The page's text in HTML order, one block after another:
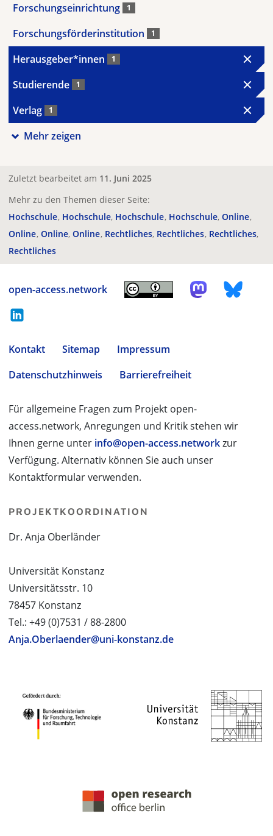
Forschungseinrichtung 1
Forschungsförderinstitution 1
Herausgeber*innen 1
Studierende 1
Verlag 1
Mehr zeigen
Zuletzt bearbeitet am 11. Juni 2025
Mehr zu den Themen dieser Seite:
Hochschule Hochschule Hochschule Hochschule Online
Online Online Online Rechtliches Rechtliches Rechtliches
Rechtliches
open-access.network
Kontakt Sitemap
Impressum
Datenschutzhinweis
Barrierefreiheit
Für allgemeine Fragen zum Projekt open-
access.network, Anregungen und Kritik stehen wir
Ihnen gerne unter info@open-access.networkzur
Verfügung. Alternativ können Sie auch unser
Kontaktformular verwenden.
PROJEKTKOORDINATION
Dr. Anja Oberländer
Universität Konstanz
Universitätsstr. 10
78457 Konstanz
Tel.: +49 (0)7531 / 88-2800
Anja.Oberlaender@uni-konstanz.de